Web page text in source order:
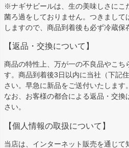
※ナギサビールは、生の美味しさにこ
菌ろ過をしておりません。つきまして
しますので、商品到着後も必ず冷蔵保
【返品・交換について】
商品の特性上、万が一の不良品やこち
す。商品到着後3日以内に当社（下記
さい。早急に新品をご送付いたします。
なお、お客様の都合による返品・交
さい。
【個人情報の取扱について】
当店は、インターネット販売を通じて